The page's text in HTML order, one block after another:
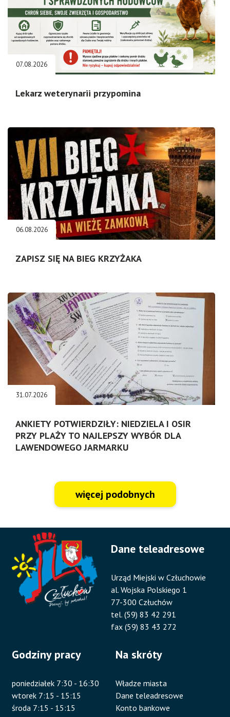
07.08.2026
Lekarz weterynarii przypomina
06.08.2026
ZAPISZ SIĘ NA BIEG KRZYŻAKA
31.07.2026
ANKIETY POTWIERDZIŁY: NIEDZIELA I OSIR
PRZY PLAŻY TO NAJLEPSZY WYBÓR DLA
LAWENDOWEGO JARMARKU
więcej podobnych
Dane teleadresowe
Urząd Miejski w Człuchowie
al. Wojska Polskiego 1
77-300 Człuchów
tel. (59) 83 42 291
fax (59) 83 43 272
Godziny pracy
poniedziałek 7:30 - 16:30
wtorek 7:15 - 15:15
środa 7:15 - 15:15
Na skróty
Władze miasta
Dane teleadresowe
Konto bankowe